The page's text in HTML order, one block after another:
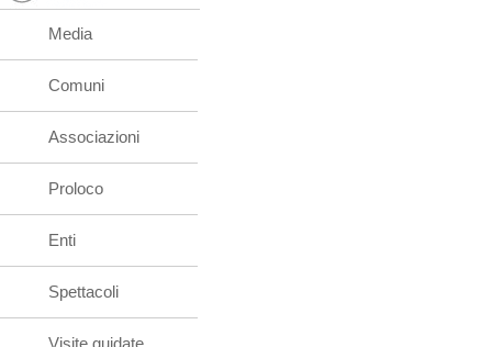
Media
Comuni
Associazioni
Proloco
Enti
Spettacoli
Visite guidate